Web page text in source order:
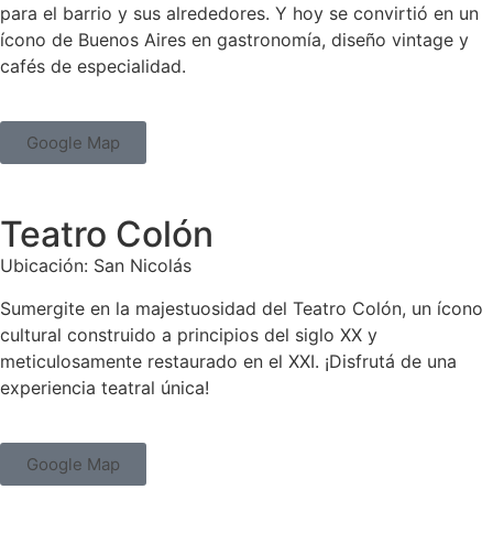
para el barrio y sus alrededores. Y hoy se convirtió en un
ícono de Buenos Aires en gastronomía, diseño vintage y
cafés de especialidad.
Google Map
Teatro Colón
Ubicación: San Nicolás
Sumergite en la majestuosidad del Teatro Colón, un ícono
cultural construido a principios del siglo XX y
meticulosamente restaurado en el XXI. ¡Disfrutá de una
experiencia teatral única!
Google Map